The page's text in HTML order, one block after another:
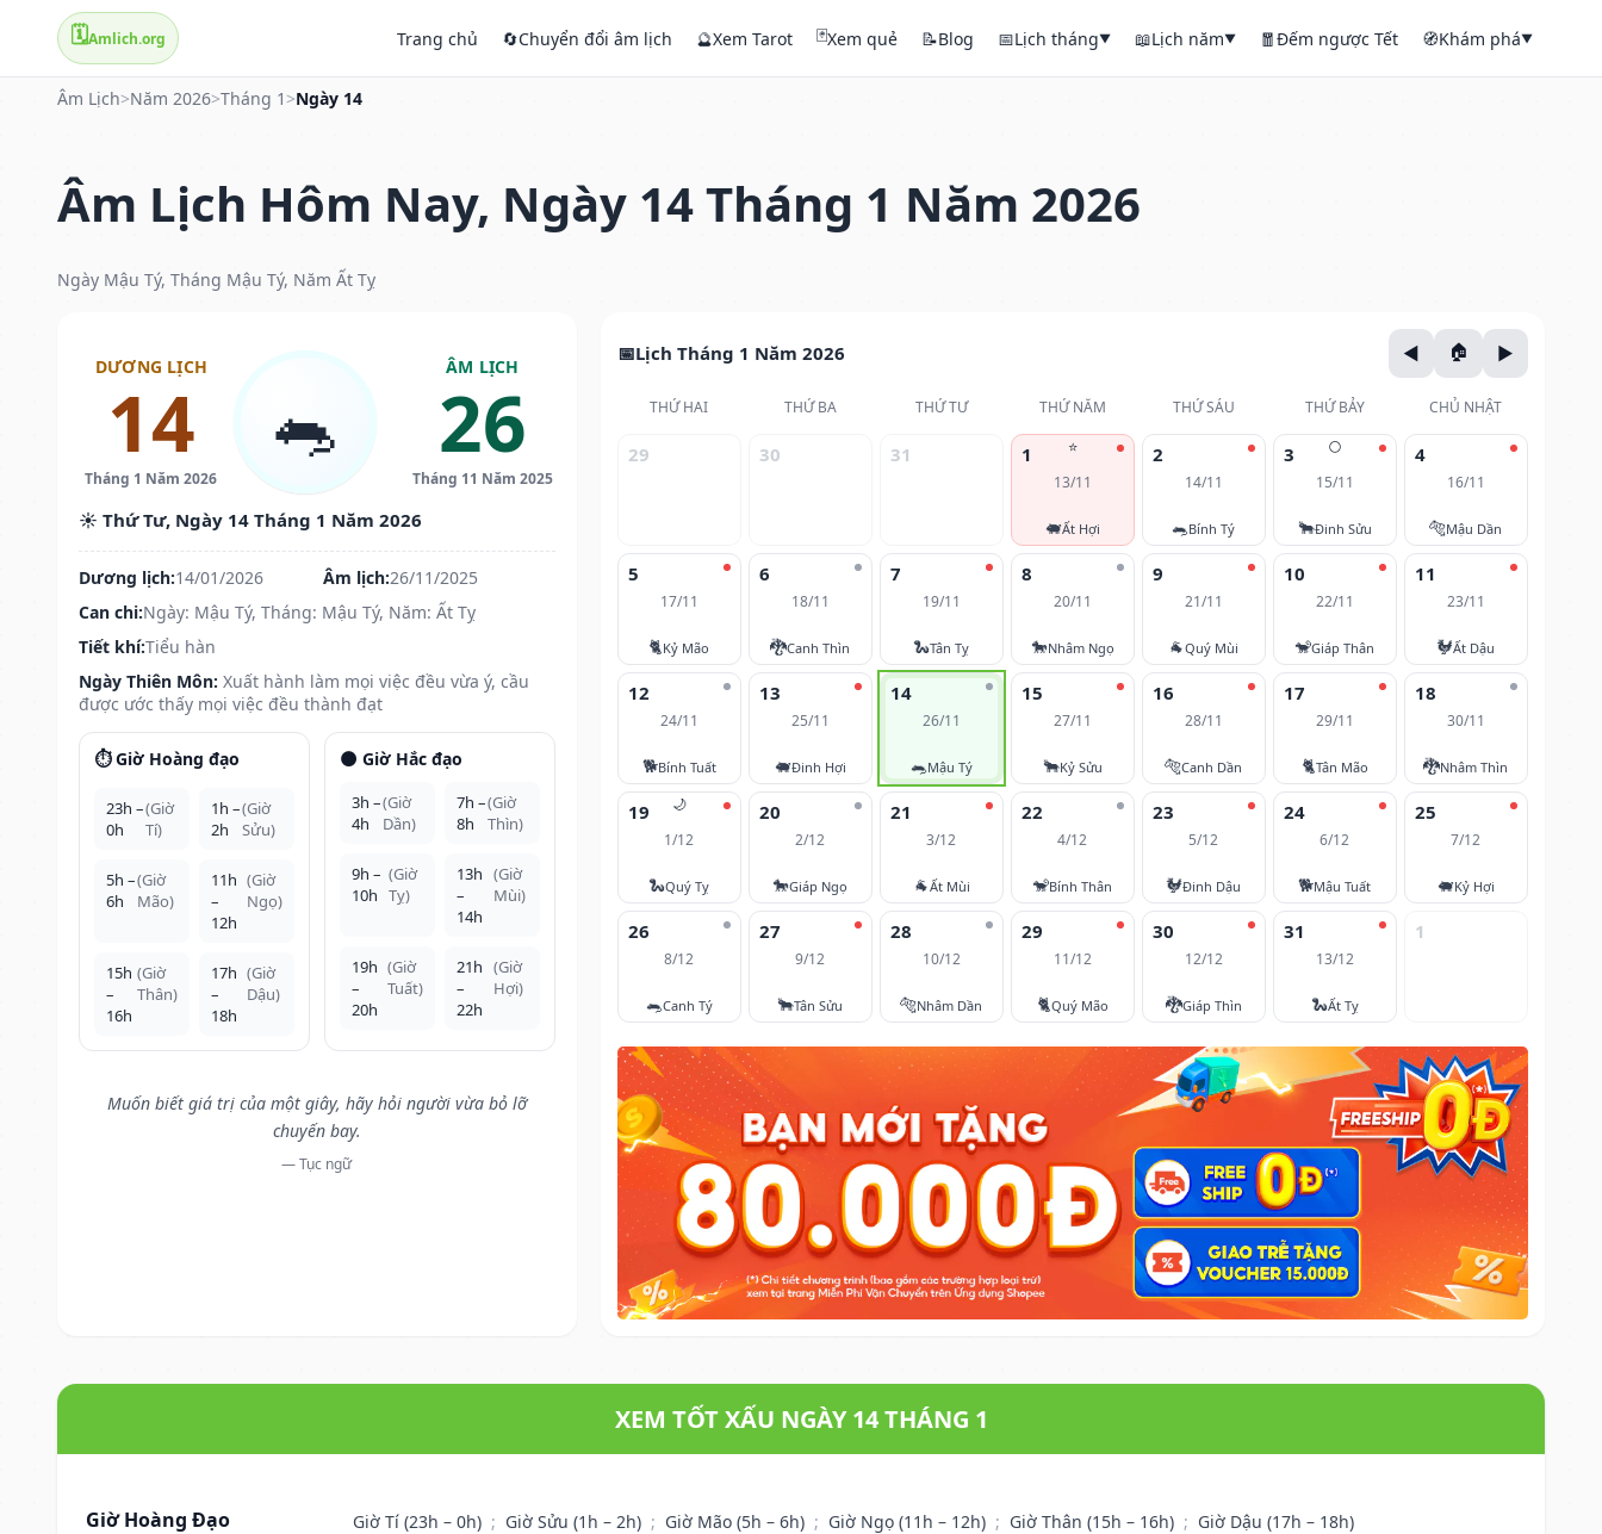
🗓️Amlich.org Trang chủ 🔄Chuyển đổi âm lịch 🔮Xem Tarot 🃏Xem quẻ 📝Blog 📅Lịch tháng▼ 📖Lịch năm▼ 🧧Đếm ngược Tết 🧭Khám phá▼
Âm Lịch>Năm 2026>Tháng 1 >Ngày 14
Âm Lịch Hôm Nay, Ngày 14 Tháng 1 Năm 2026
Ngày Mậu Tý, Tháng Mậu Tý, Năm Ất Tỵ
DƯƠNG LỊCH
14
Tháng 1 Năm 2026
🐀
ÂM LỊCH
26
Tháng 11 Năm 2025
☀️ Thứ Tư, Ngày 14 Tháng 1 Năm 2026
Dương lịch:14/01/2026 Âm lịch:26/11/2025
Can chi:Ngày: Mậu Tý, Tháng: Mậu Tý, Năm: Ất Tỵ
Tiết khí:Tiểu hàn
Ngày Thiên Môn: Xuất hành làm mọi việc đều vừa ý, cầu
được ước thấy mọi việc đều thành đạt
⏱️ Giờ Hoàng đạo
23h –
0h
(Giờ
Tí)
1h –
2h
(Giờ
Sửu)
5h –
6h
(Giờ
Mão)
11h
–
12h
(Giờ
Ngọ)
15h
–
16h
(Giờ
Thân)
17h
–
18h
(Giờ
Dậu)
🌑 Giờ Hắc đạo
3h –
4h
(Giờ
Dần)
7h –
8h
(Giờ
Thìn)
9h –
10h
(Giờ
Tỵ)
13h
–
14h
(Giờ
Mùi)
19h
–
20h
(Giờ
Tuất)
21h
–
22h
(Giờ
Hợi)
Muốn biết giá trị của một giây, hãy hỏi người vừa bỏ lỡ
chuyến bay.
— Tục ngữ
Lịch Tháng 1 Năm 2026
THỨ HAI THỨ BA THỨ TƯ THỨ NĂM THỨ SÁU THỨ BẢY CHỦ NHẬT
29 30 31 ⭐
1
13/11
🐖Ất Hợi
2
14/11
🐀Bính Tý
🌕
3
15/11
🐂Đinh Sửu
4
16/11
🐅Mậu Dần
5
17/11
🐈Kỷ Mão
6
18/11
🐉Canh Thìn
7
19/11
🐍Tân Tỵ
8
20/11
🐎Nhâm Ngọ
9
21/11
🐐Quý Mùi
10
22/11
🐒Giáp Thân
11
23/11
🐓Ất Dậu
12
24/11
🐕Bính Tuất
13
25/11
🐖Đinh Hợi
14
26/11
🐀Mậu Tý
15
27/11
🐂Kỷ Sửu
16
28/11
🐅Canh Dần
17
29/11
🐈Tân Mão
18
30/11
🐉Nhâm Thìn
🌙
19
1/12
🐍Quý Tỵ
20
2/12
🐎Giáp Ngọ
21
3/12
🐐Ất Mùi
22
4/12
🐒Bính Thân
23
5/12
🐓Đinh Dậu
24
6/12
🐕Mậu Tuất
25
7/12
🐖Kỷ Hợi
26
8/12
🐀Canh Tý
27
9/12
🐂Tân Sửu
28
10/12
🐅Nhâm Dần
29
11/12
🐈Quý Mão
30
12/12
🐉Giáp Thìn
31
13/12
🐍Ất Tỵ
1
XEM TỐT XẤU NGÀY 14 THÁNG 1
Giờ Hoàng Đạo Giờ Tí (23h – 0h) ; Giờ Sửu (1h – 2h) ; Giờ Mão (5h – 6h) ; Giờ Ngọ (11h – 12h) ; Giờ Thân (15h – 16h) ; Giờ Dậu (17h – 18h)